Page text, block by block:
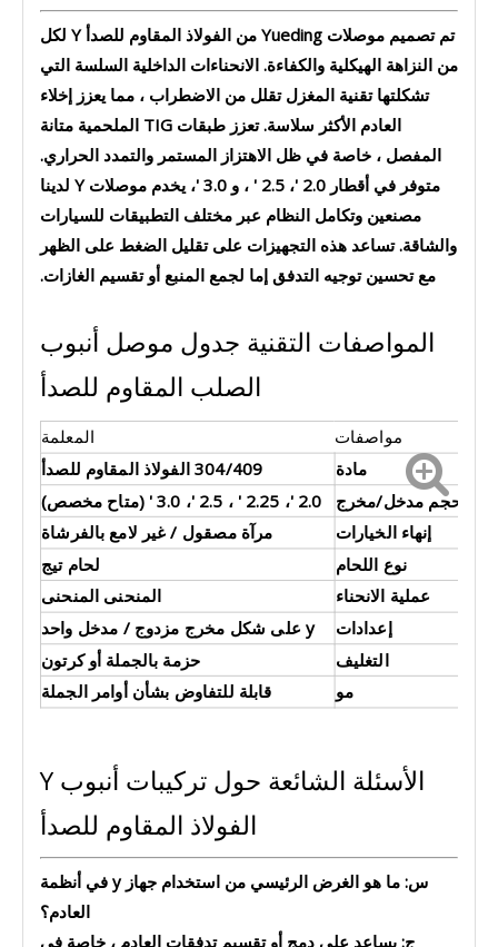
تم تصميم موصلات Yueding من الفولاذ المقاوم للصدأ Y لكل
من النزاهة الهيكلية والكفاءة. الانحناءات الداخلية السلسة التي
تشكلتها تقنية المغزل تقلل من الاضطراب ، مما يعزز إخلاء
العادم الأكثر سلاسة. تعزز طبقات TIG الملحمية متانة
المفصل ، خاصة في ظل الاهتزاز المستمر والتمدد الحراري.
متوفر في أقطار 2.0 '، 2.5 ' ، و 3.0 '، يخدم موصلات Y لدينا
مصنعين وتكامل النظام عبر مختلف التطبيقات للسيارات
والشاقة. تساعد هذه التجهيزات على تقليل الضغط على الظهر
مع تحسين توجيه التدفق إما لجمع المنبع أو تقسيم الغازات.
المواصفات التقنية جدول موصل أنبوب
الصلب المقاوم للصدأ
مواصفات
المعلمة
مادة
304/409 الفولاذ المقاوم للصدأ
حجم مدخل/مخرج
2.0 '، 2.25 ' ، 2.5 '، 3.0 ' (متاح مخصص)
إنهاء الخيارات مرآة مصقول / غير لامع بالفرشاة
نوع اللحام
لحام تيج
عملية الانحناء
المنحنى المنحنى
إعدادات
y على شكل مخرج مزدوج / مدخل واحد
التغليف حزمة بالجملة أو كرتون
مو قابلة للتفاوض بشأن أوامر الجملة
الأسئلة الشائعة حول تركيبات أنبوب Y
الفولاذ المقاوم للصدأ
س: ما هو الغرض الرئيسي من استخدام جهاز y في أنظمة
العادم؟
ج: يساعد على دمج أو تقسيم تدفقات العادم ، خاصة في